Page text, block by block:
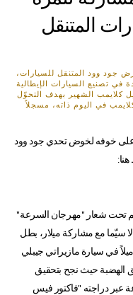
المتنقل
جود وود المتنقل للسيارات،
في تصنيع السيارات الإيطالية
كلايمب الشهير بهدف التحوّل
في اليوم ذاته، مسجلاً
على خوفه لخوض تحدي جود وود
تحت شعار "مهرجان السرعة"
سيّما مع مشاركة ميلار، بطل
الزمن الوطني في السباق وقطعه مسافة 1.16 ميلاً في سيارة مازيراتي جيبلي
الهضبة حيث نجح بتحقيق
وصلت إلى 50 ميلاً بالساعة عبر دراجته "فاكتور فيس